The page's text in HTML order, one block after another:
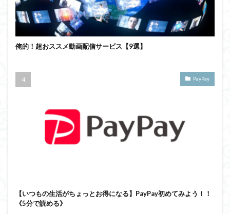
俺的！超おススメ動画配信サービス【9選】
PayPay
【いつもの生活がちょっとお得になる】PayPay初めてみよう！！
《5分で読める》